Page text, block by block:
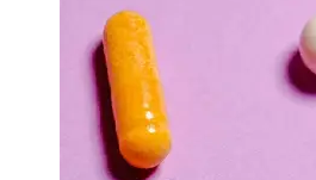
About
for Us